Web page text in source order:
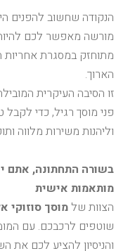
הנקודה שחשוב להפנים
מורשה מאפשר לכם
מתוחזק במסגרת אחריות
הארוך.
זו הסיבה העיקרית
פני מוסך רגיל, כדי לקבל
וליהנות משירות מלווה
בשורה התחתונה, אתם
מותאמות אישית
הצוות של מוסך סוזוקי
שוטפים לרכבכם. עם
והניסיון להציע לכם את